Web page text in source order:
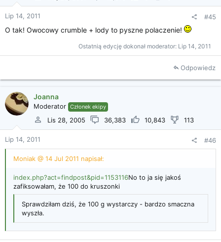
Lip 14, 2011 #45
O tak! Owocowy crumble + lody to pyszne polaczenie!
Ostatnią edycję dokonał moderator: Lip 14, 2011
Odpowiedz
Joanna
Moderator Członek ekipy
Lis 28, 2005 36,383 10,843 113
Lip 14, 2011 #46
Moniak @ 14 Jul 2011 napisał:
index.php?act=findpost&pid=1153116No to ja się jakoś
zafiksowałam, że 100 do kruszonki
Sprawdziłam dziś, że 100 g wystarczy - bardzo smaczna
wyszła.